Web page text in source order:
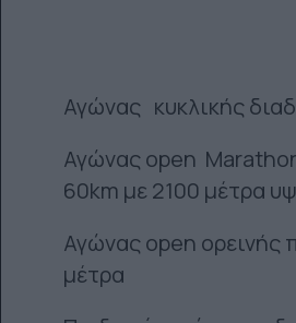
Αγώνας κυκλικής
Αγώνας open
60km με 2100 μέτρα
Αγώνας open ορεινής
μέτρα